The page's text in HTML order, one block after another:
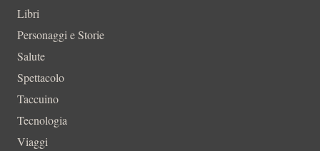
Libri
Personaggi e Storie
Salute
Spettacolo
Taccuino
Tecnologia
Viaggi